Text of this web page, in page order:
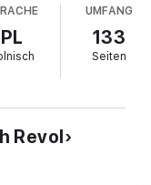
Nanga Parbat.
Jednak w
wysokościowa.
około 800 m
tej książki
PL
UMFANG
133
Seiten
Revol